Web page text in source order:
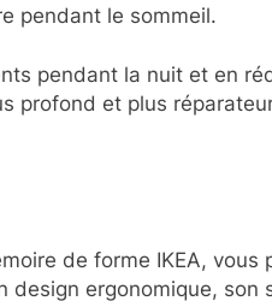
pendant le sommeil.
pendant la nuit et en
profond et plus
de forme IKEA,
design ergonomique,